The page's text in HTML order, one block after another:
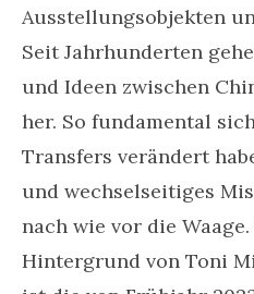
Ausstellungsobjekten
Seit Jahrhunderten
und Ideen zwischen
her. So fundamental
Transfers verändert
und wechselseitiges
nach wie vor die
Hintergrund von Toni